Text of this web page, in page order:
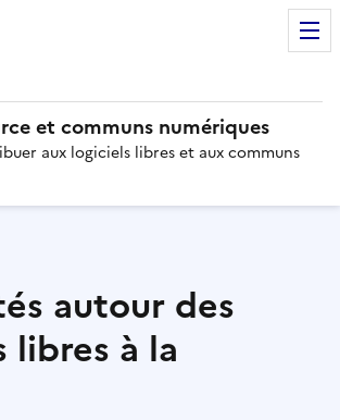
et communs numériques
aux logiciels libres et aux communs
autour des
libres à la